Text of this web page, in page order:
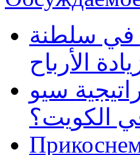
في سلطنة
الأرباح
سيو
الكويت؟